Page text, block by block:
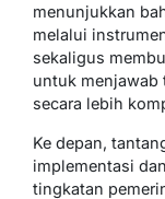
menunjukkan
melalui
sekaligus
untuk menjawab
secara lebih
Ke depan,
implementasi
tingkatan